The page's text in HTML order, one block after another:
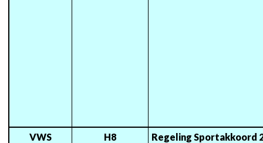
VWS H8 Regeling Sportakkoord